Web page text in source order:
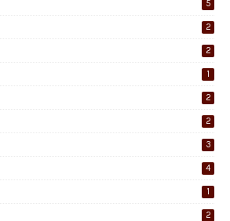
5
2
2
1
2
2
3
4
1
2